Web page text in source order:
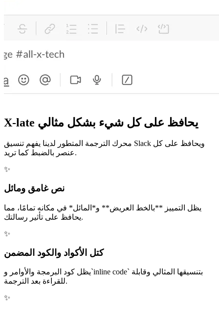
X-late يحافظ على كل شيء بشكل مثالي
محرك الترجمة المتطور لدينا يفهم تنسيق Slack ويحافظ على كل
عنصر بالضبط كما تريد.
✨
نص غامق ومائل
يظل التمييز **بالخط العريض** و*المائل* في مكانه تمامًا، مما
يحافظ على تأثير رسالتك.
✨
كتل الأكواد والكود المضمن
يظل كود البرمجة والأوامر و`inline code` بتنسيقها المثالي وقابلة
للقراءة بعد الترجمة.
✨